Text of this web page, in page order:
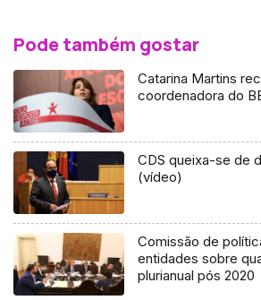
Pode também gostar
Catarina Martins
coordenadora do
CDS queixa-se de
(vídeo)
Comissão de
entidades sobre
plurianual pós 2020